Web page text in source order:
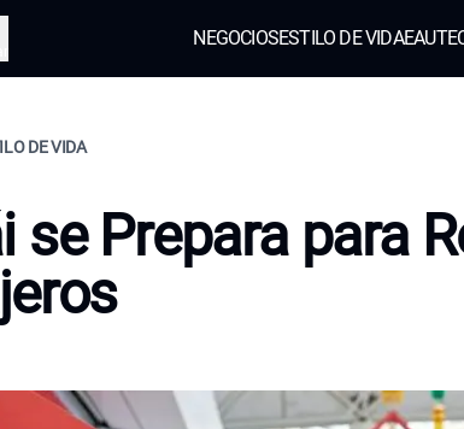
NEGOCIOSESTILO DE VIDAEAU
DE VIDA
se Prepara para